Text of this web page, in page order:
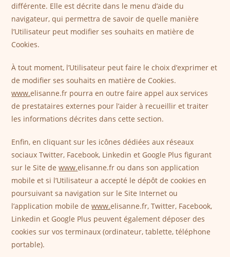
différente. Elle est décrite dans le menu d’aide du
navigateur, qui permettra de savoir de quelle manière
l’Utilisateur peut modifier ses souhaits en matière de
Cookies.
À tout moment, l’Utilisateur peut faire le choix d’exprimer et
de modifier ses souhaits en matière de Cookies.
www.elisanne.fr pourra en outre faire appel aux services
de prestataires externes pour l’aider à recueillir et traiter
les informations décrites dans cette section.
Enfin, en cliquant sur les icônes dédiées aux réseaux
sociaux Twitter, Facebook, Linkedin et Google Plus figurant
sur le Site dewww.elisanne.fr ou dans son application
mobile et si l’Utilisateur a accepté le dépôt de cookies en
poursuivant sa navigation sur le Site Internet ou
l’application mobile dewww.elisanne.fr, Twitter, Facebook,
Linkedin et Google Plus peuvent également déposer des
cookies sur vos terminaux (ordinateur, tablette, téléphone
portable).